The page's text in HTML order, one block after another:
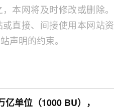
本网将及时修改或删除。
直接、间接使用本网站资
声明的约束。
亿单位（1000 BU），